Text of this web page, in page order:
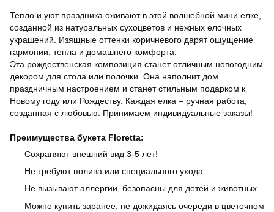
Тепло и уют праздника оживают в этой волшебной мини елке,
созданной из натуральных сухоцветов и нежных елочных
украшений. Изящные оттенки коричневого дарят ощущение
гармонии, тепла и домашнего комфорта.
Эта рождественская композиция станет отличным новогодним
декором для стола или полочки. Она наполнит дом
праздничным настроением и станет стильным подарком к
Новому году или Рождеству. Каждая елка – ручная работа,
созданная с любовью. Принимаем индивидуальные заказы!
Преимущества букета Floretta:
Сохраняют внешний вид 3-5 лет!
Не требуют полива или специального ухода.
Не вызывают аллергии, безопасны для детей и животных.
Можно купить заранее, не дожидаясь очереди в цветочном